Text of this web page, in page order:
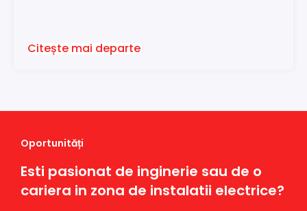
Citește mai departe
Oportunități
Esti pasionat de inginerie sau de o
cariera in zona de instalatii electrice?